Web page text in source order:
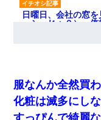
日曜日、会社の窓
ーシーじゃ？）→
「やっぱりウワキ
の？」長女・次男
服なんか全然買
化粧は滅多にしな
すっぴんで綺麗な